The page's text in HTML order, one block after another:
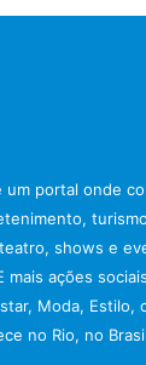
um portal onde
shows e
mais ações
Moda, Estilo,
no Rio, no